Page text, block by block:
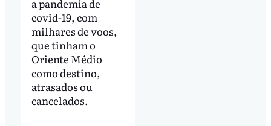
a pandemia de
covid-19, com
milhares de voos,
que tinham o
Oriente Médio
como destino,
atrasados ou
cancelados.